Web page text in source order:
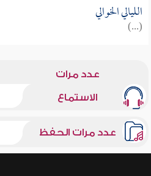
الليالي الخوالي
(...)
عدد مرات
الاستماع
عدد مرات الحفظ